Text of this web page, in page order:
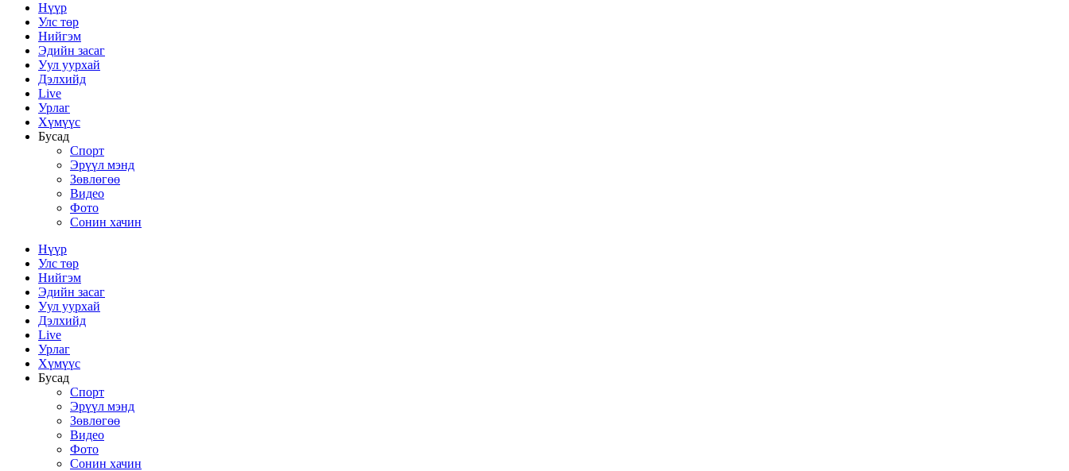
Нүүр
Улс төр
Нийгэм
Эдийн засаг
Уул уурхай
Дэлхийд
Live
Урлаг
Хүмүүс
Бусад
Спорт
Эрүүл мэнд
Зөвлөгөө
Видео
Фото
Сонин хачин
Нүүр
Улс төр
Нийгэм
Эдийн засаг
Уул уурхай
Дэлхийд
Live
Урлаг
Хүмүүс
Бусад
Спорт
Эрүүл мэнд
Зөвлөгөө
Видео
Фото
Сонин хачин